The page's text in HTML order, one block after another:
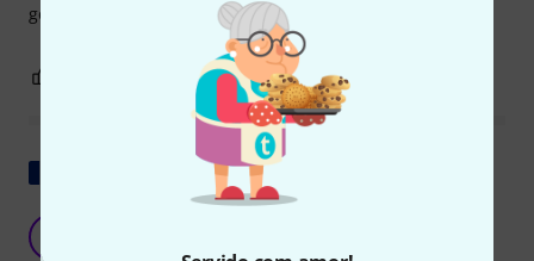
gosto... e o preço também é ótimo.
REPORTAR A CRÍTICA
Mostrar original
Samuel 80 22.12.2024